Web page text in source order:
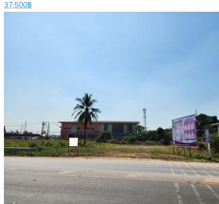
37,500฿